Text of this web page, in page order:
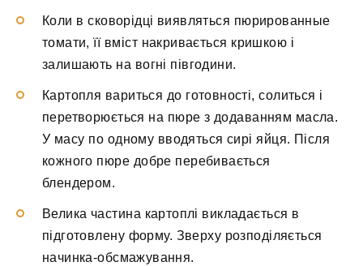
Коли в сковорідці виявляться пюрированные
томати, її вміст накривається кришкою і
залишають на вогні півгодини.
Картопля вариться до готовності, солиться і
перетворюється на пюре з додаванням масла.
У масу по одному вводяться сирі яйця. Після
кожного пюре добре перебивається
блендером.
Велика частина картоплі викладається в
підготовлену форму. Зверху розподіляється
начинка-обсмажування.